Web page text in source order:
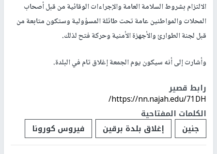
الالتزام بشروط السلامة العامة والإجراءات الوقائية من قبل أصحاب
المحلات والمواطنين عامة تحت طائلة المسؤولية وستكون متابعة من
قبل لجنة الطوارئ والأجهزة الأمنية وحركة فتح لذلك.
وأشارت إلى أنه سيكون يوم الجمعة إغلاق تام في البلدة.
رابط قصير
https://nn.najah.edu/71DH/
الكلمات المفتاحية
جنين
إغلاق بلدة برقين فيروس كورونا